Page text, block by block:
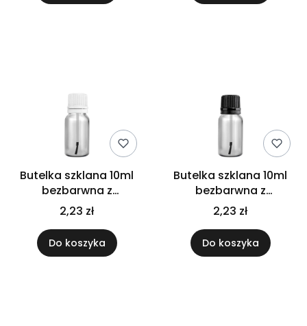
Butelka szklana 10ml
bezbarwna z
pędzelkiem białym
2,23 zł
Do koszyka
Butelka szklana 10ml
bezbarwna z
pędzelkiem czarnym
2,23 zł
Do koszyka